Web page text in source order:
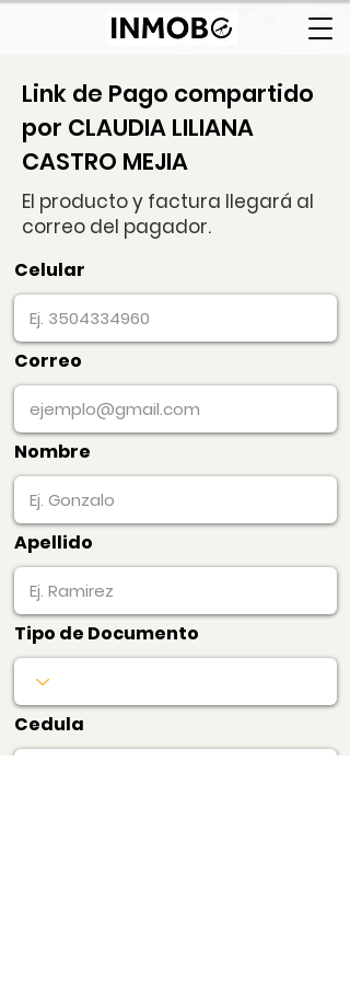
Link de Pago compartido
por CLAUDIA LILIANA
CASTRO MEJIA
El producto y factura llegará al
correo del pagador.
Celular
Correo
Nombre
Apellido
Tipo de Documento
Cedula